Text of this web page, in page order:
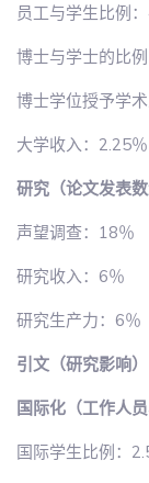
员工与学生比例
博士与学士的比
博士学位授予学
大学收入：2.25％
研究（论文发表
声望调查：18％
研究收入：6％
研究生产力：6％
引文（研究影响
国际化（工作人
国际学生比例：